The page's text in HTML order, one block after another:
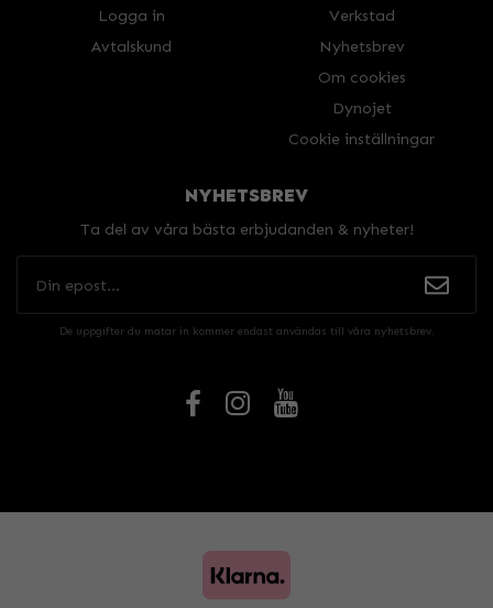
Logga in
Avtalskund
Verkstad
Nyhetsbrev
Om cookies
Dynojet
Cookie inställningar
NYHETSBREV
Ta del av våra bästa erbjudanden & nyheter!
De uppgifter du matar in kommer endast användas till våra nyhetsbrev.